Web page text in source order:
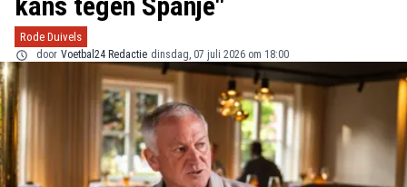
Rode Duivels
door Voetbal24 Redactie dinsdag, 07 juli 2026 om 18:00